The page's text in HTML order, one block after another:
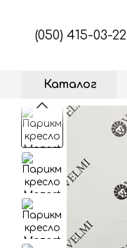
(050) 415-03-22
Каталог